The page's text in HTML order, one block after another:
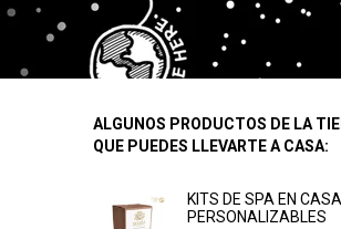
ALGUNOS PRODUCTOS DE LA
QUE PUEDES LLEVARTE A CASA:
KITS DE SPA EN CASA
PERSONALIZABLES